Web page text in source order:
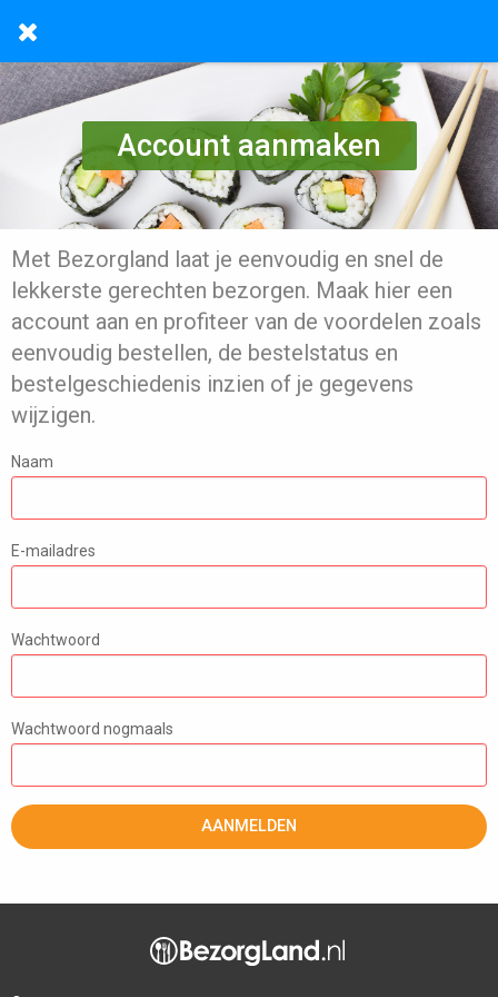
Account aanmaken
Met Bezorgland laat je eenvoudig en snel de
lekkerste gerechten bezorgen. Maak hier een
account aan en profiteer van de voordelen zoals
eenvoudig bestellen, de bestelstatus en
bestelgeschiedenis inzien of je gegevens
wijzigen.
Naam
E-mailadres
Wachtwoord
Wachtwoord nogmaals
AANMELDEN